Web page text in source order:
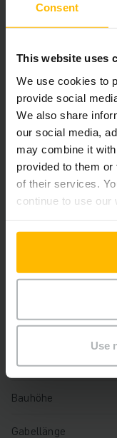
Consent
This website uses
We use cookies to
provide social
We also share
our social media,
may combine it
provided to them
of their services.
continue to use our
Use
Der
Technische
Batterie
Ladegerät
Batterie Baujahr
Tragfähigkeit
Betriebsstunden
Bauhöhe
Gabellänge